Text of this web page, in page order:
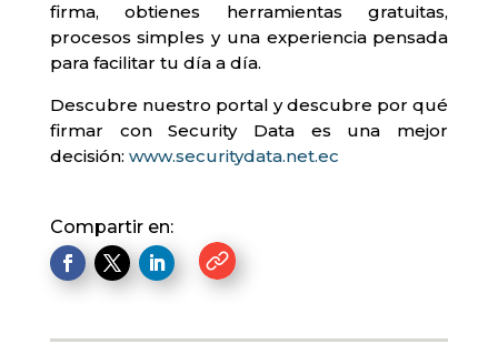
firma, obtienes herramientas gratuitas,
procesos simples y una experiencia pensada
para facilitar tu día a día.
Descubre nuestro portal y descubre por qué
firmar con Security Data es una mejor
decisión: www.securitydata.net.ec
Compartir en:
.